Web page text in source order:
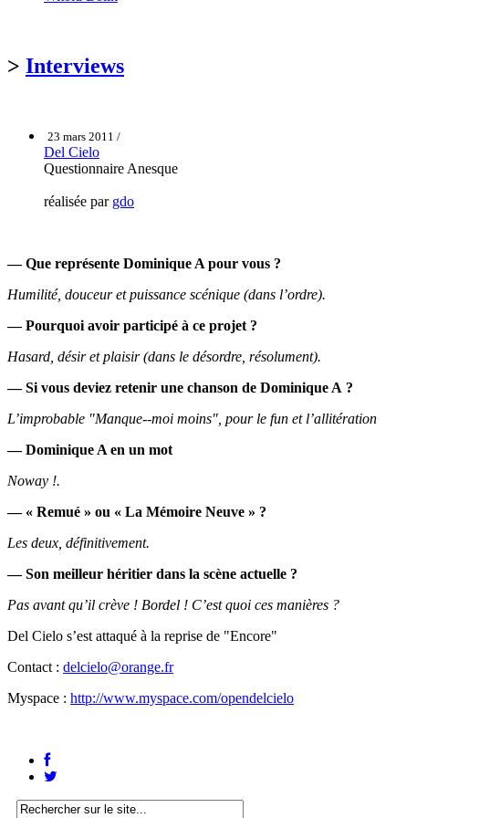
> Interviews
23 mars 2011 /
Del Cielo
Questionnaire Anesque
réalisée par gdo
— Que représente Dominique A pour vous ?
Humilité, douceur et puissance scénique (dans l’ordre).
— Pourquoi avoir participé à ce projet ?
Hasard, désir et plaisir (dans le désordre, résolument).
— Si vous deviez retenir une chanson de Dominique A ?
L’improbable "Manque-­‐moi moins", pour le fun et l’allitération
— Dominique A en un mot
Noway !.
— « Remué » ou « La Mémoire Neuve » ?
Les deux, définitivement.
— Son meilleur héritier dans la scène actuelle ?
Pas avant qu’il crève ! Bordel ! C’est quoi ces manières ?
Del Cielo s’est attaqué à la reprise de "Encore"
Contact : delcielo@orange.fr
Myspace : http://www.myspace.com/opendelcielo